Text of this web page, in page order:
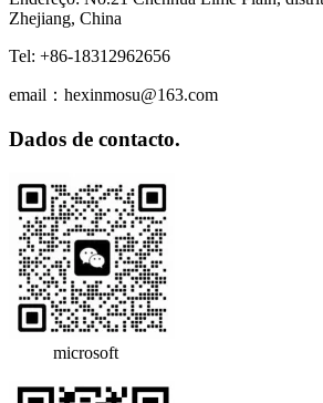
Zhejiang, China
Tel: +86-18312962656
email：hexinmosu@163.com
Dados de contacto.
microsoft